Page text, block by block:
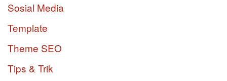
Sosial Media
Template
Theme SEO
Tips & Trik